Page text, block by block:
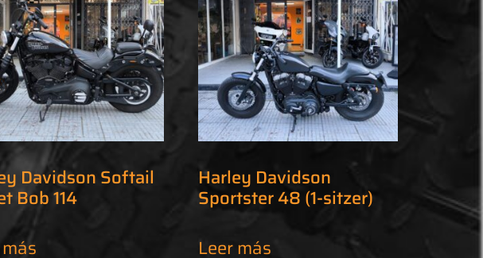
Davidson Softail
Bob 114
Harley Davidson
Sportster 48 (1-sitzer)
Leer más